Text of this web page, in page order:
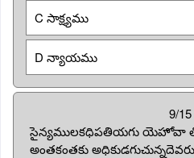
C సాక్ష్యము
D న్యాయము
9/15
సైన్యములకధిపతియగు యెహోవా
అంతకంతకు